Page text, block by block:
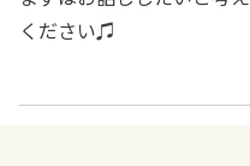
ください♫